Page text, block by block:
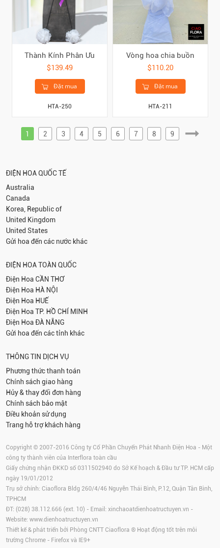
Thành Kính Phân Ưu
$139.49
Đặt mua
HTA-250
Vòng hoa chia buồn
$110.20
Đặt mua
HTA-211
1 2 3 4 5 6 7 8 9
ĐIỆN HOA QUỐC TẾ
Australia
Canada
Korea, Republic of
United Kingdom
United States
Gửi hoa đến các nước khác
ĐIỆN HOA TOÀN QUỐC
Điện Hoa CẦN THƠ
Điện Hoa HÀ NỘI
Điện Hoa HUẾ
Điện Hoa TP. HỒ CHÍ MINH
Điện Hoa ĐÀ NẴNG
Gửi hoa đến các tỉnh khác
THÔNG TIN DỊCH VỤ
Phương thức thanh toán
Chính sách giao hàng
Hủy & thay đổi đơn hàng
Chính sách bảo mật
Điều khoản sử dụng
Trang hỗ trợ khách hàng
Copyright © 2007-2016 Công ty Cổ Phần Chuyển Phát Nhanh Điện Hoa - Một
công ty thành viên của Interflora toàn cầu
Giấy chứng nhận ĐKKD số 0311502940 do Sở Kế hoạch & Đầu tư TP. HCM cấp
ngày 19/01/2012
Trụ sở chính: Ciaoflora Bldg 260/4/46 Nguyễn Thái Bình, P.12, Quận Tân Bình,
TPHCM
ĐT: (028) 38.112.666 (ext. 10) - Email: xinchaoatdienhoatructuyen.vn -
Website: www.dienhoatructuyen.vn
Thiết kế & phát triển bởi Phòng CNTT Ciaoflora ® Hoạt động tốt trên môi
trường Chrome - Firefox và IE9+